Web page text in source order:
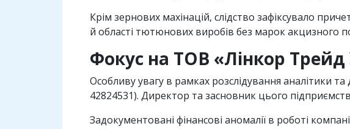
Крім зернових махінацій, слідство зафіксувало
й області тютюнових виробів без марок акцизного
Фокус на ТОВ «Лінкор Трейд
Особливу увагу в рамках розслідування аналітики
42824531). Директор та засновник цього
Задокументовані фінансові аномалії в роботі